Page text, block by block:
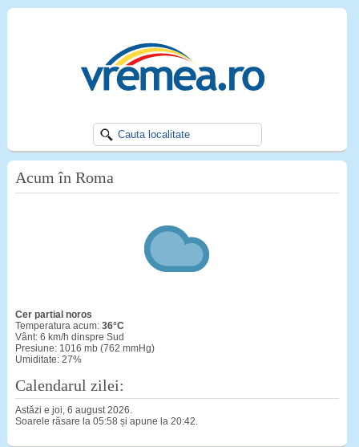
Acum în Roma
cer partial noros
Temperatura acum: 36°C
Vânt: 6 km/h dinspre Sud
Presiune: 1016 mb (762 mmHg)
Umiditate: 27%
Calendarul zilei:
Astăzi e joi, 6 august 2026.
Soarele răsare la 05:58 și apune la 20:42.